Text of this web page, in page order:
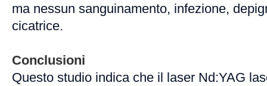
ma nessun sanguinamento, infezione,
cicatrice.
Conclusioni
Questo studio indica che il laser Nd:YAG